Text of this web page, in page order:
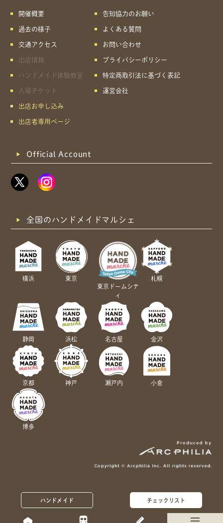
ハンドメイド チェックリスト
開催概要
過去の様子
交通アクセス
出店情報
ハンドメイド体験教室
入場チケット
出店お申し込み
出店者専用ページ
告知協力のお願い
よくある質問
お問い合わせ
プライバシーポリシー
特定商取引法に基づく表記
運営会社
Official Account
全国のハンドメイドマルシェ
横浜
東京
東京ドームシテ
ィ
札幌
静岡 浜松 名古屋 金沢
京都 神戸 瀬戸内 小倉
博多